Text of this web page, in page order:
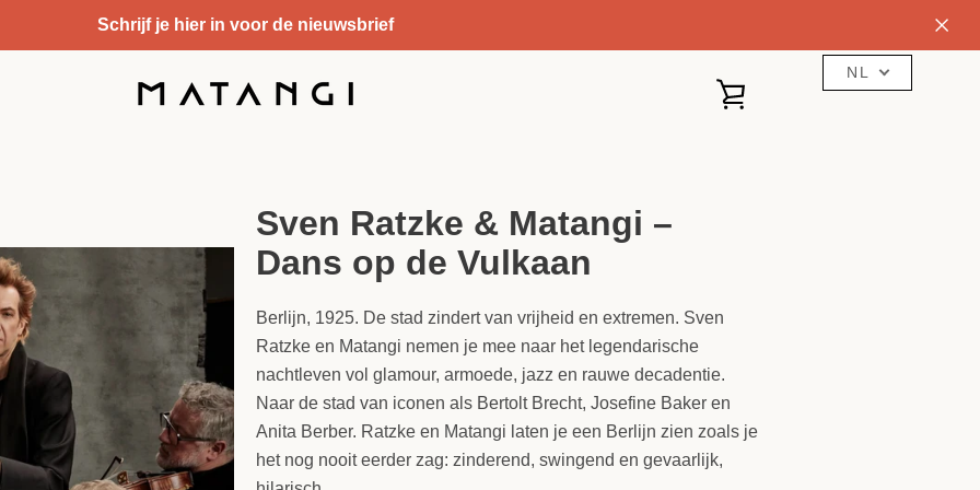
Schrijf je hier in voor de nieuwsbrief
WINKELWAGEN
Sven Ratzke & Matangi –
Dans op de Vulkaan
Berlijn, 1925. De stad zindert van vrijheid en extremen. Sven
Ratzke en Matangi nemen je mee naar het legendarische
nachtleven vol glamour, armoede, jazz en rauwe decadentie.
Naar de stad van iconen als Bertolt Brecht, Josefine Baker en
Anita Berber. Ratzke en Matangi laten je een Berlijn zien zoals je
het nog nooit eerder zag: zinderend, swingend en gevaarlijk,
NL